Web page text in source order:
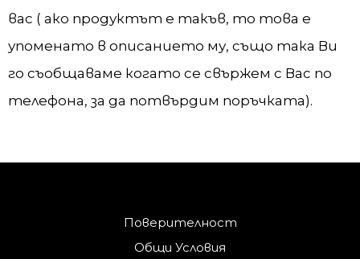
вас ( ако продуктът е такъв, то това е
упоменато в описанието му, също така Ви
го съобщаваме когато се свържем с Вас по
телефона, за да потвърдим поръчката).
Поверителност
Общи Условия